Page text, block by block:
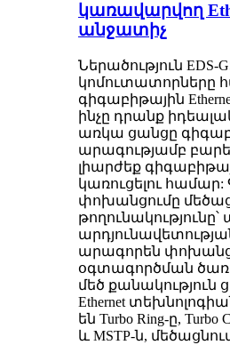
կառավարվող
անջատիչ
Ներածություն EDS-
կոմուտատորները
գիգաբիթային
ինչը դրանք
առկա ցանցը
արագությամբ
լիարժեք
կառուցելու
փոխանցումը
թողունակությունը՝
արագորեն
օգտագործման
մեծ քանակություն
Ethernet
են Turbo Ring-ը, Turbo
և MSTP-ն,